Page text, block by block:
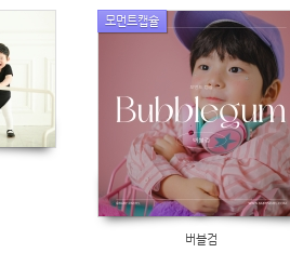
모먼트캡슐
버블검